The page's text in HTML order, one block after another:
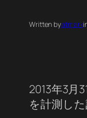
Written byatmark
2013年3月
を計測した